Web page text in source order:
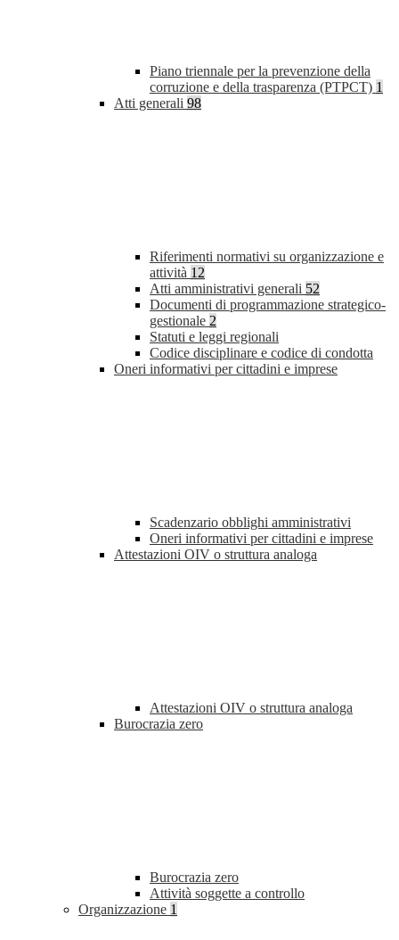
Piano triennale per la prevenzione della
corruzione e della trasparenza (PTPCT) 1
Atti generali 98
Riferimenti normativi su organizzazione e
attività 12
Atti amministrativi generali 52
Documenti di programmazione strategico-
gestionale 2
Statuti e leggi regionali
Codice disciplinare e codice di condotta
Oneri informativi per cittadini e imprese
Scadenzario obblighi amministrativi
Oneri informativi per cittadini e imprese
Attestazioni OIV o struttura analoga
Attestazioni OIV o struttura analoga
Burocrazia zero
Burocrazia zero
Attività soggette a controllo
Organizzazione 1